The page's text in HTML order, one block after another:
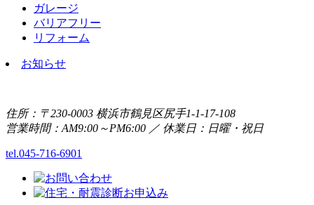
ガレージ
バリアフリー
リフォーム
お知らせ
住所：〒230-0003 横浜市鶴見区尻手1-1-17-108
営業時間：AM9:00～PM6:00 ／ 休業日：日曜・祝日
tel.045-716-6901